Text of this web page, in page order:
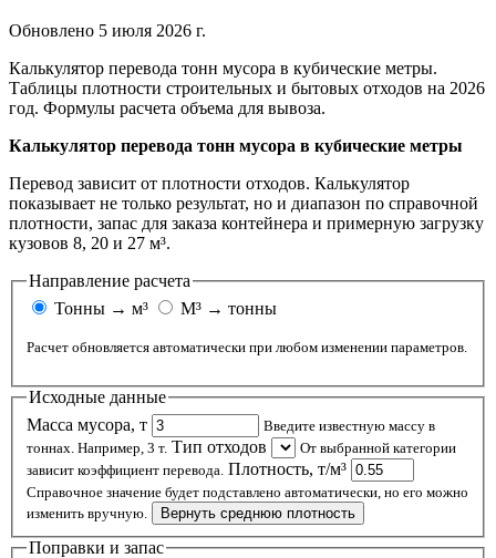
Обновлено 5 июля 2026 г.
Калькулятор перевода тонн мусора в кубические метры.
Таблицы плотности строительных и бытовых отходов на 2026
год. Формулы расчета объема для вывоза.
Калькулятор перевода тонн мусора в кубические метры
Перевод зависит от плотности отходов. Калькулятор
показывает не только результат, но и диапазон по справочной
плотности, запас для заказа контейнера и примерную загрузку
кузовов 8, 20 и 27 м³.
Направление расчета
Тонны → м³
М³ → тонны
Расчет обновляется автоматически при любом изменении параметров.
Исходные данные
Масса мусора, т
Введите известную массу в
тоннах. Например, 3 т. Тип отходов
От выбранной категории
зависит коэффициент перевода. Плотность, т/м³
Справочное значение будет подставлено автоматически, но его можно
изменить вручную.
Вернуть среднюю плотность
Поправки и запас